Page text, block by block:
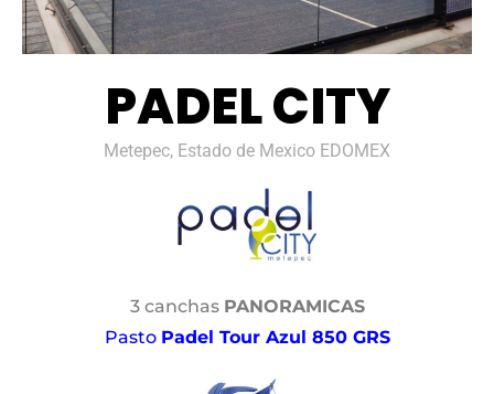
PADEL CITY
Metepec, Estado de Mexico EDOMEX
3 canchas PANORAMICAS
Pasto Padel Tour Azul 850 GRS